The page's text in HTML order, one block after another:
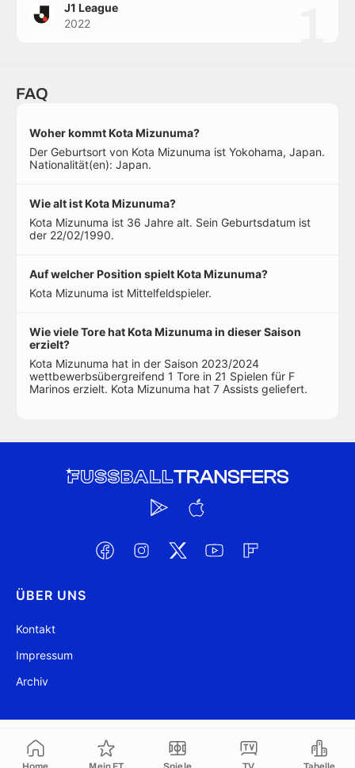
J1 League
2022
FAQ
Woher kommt Kota Mizunuma?
Der Geburtsort von Kota Mizunuma ist Yokohama, Japan.
Nationalität(en): Japan.
Wie alt ist Kota Mizunuma?
Kota Mizunuma ist 36 Jahre alt. Sein Geburtsdatum ist
der 22/02/1990.
Auf welcher Position spielt Kota Mizunuma?
Kota Mizunuma ist Mittelfeldspieler.
Wie viele Tore hat Kota Mizunuma in dieser Saison
erzielt?
Kota Mizunuma hat in der Saison 2023/2024
wettbewerbsübergreifend 1 Tore in 21 Spielen für F
Marinos erzielt. Kota Mizunuma hat 7 Assists geliefert.
ÜBER UNS
Kontakt
Impressum
Archiv